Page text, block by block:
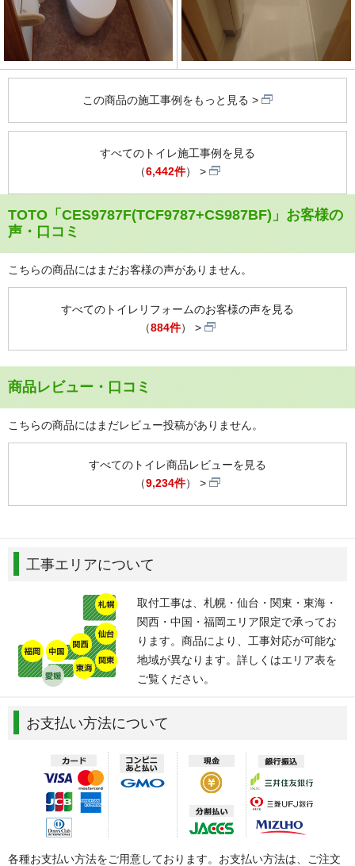
この商品の施工事例をもっと見る
すべてのトイレ施工事例を見る
（6,442件）
TOTO「CES9787F(TCF9787+CS987BF)」お客様の
声・口コミ
こちらの商品にはまだお客様の声がありません。
すべてのトイレリフォームのお客様の声を見る
（884件）
商品レビュー・口コミ
こちらの商品にはまだレビュー投稿がありません。
すべてのトイレ商品レビューを見る
（9,234件）
工事エリアについて
取付工事は、札幌・仙台・関東・東海・
関西・中国・福岡エリア限定で承ってお
ります。商品により、工事対応が可能な
地域が異なります。詳しくはエリア表を
ご覧ください。
お支払い方法について
各種お支払い方法をご用意しております。お支払い方法は、ご注文